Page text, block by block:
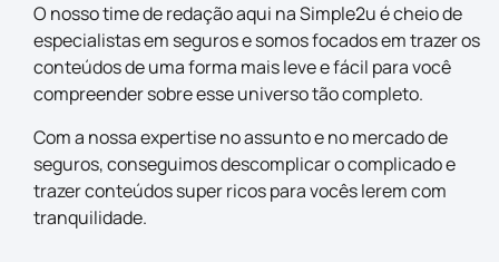
O nosso time de redação aqui na Simple2u é cheio de
especialistas em seguros e somos focados em trazer os
conteúdos de uma forma mais leve e fácil para você
compreender sobre esse universo tão completo.
Com a nossa expertise no assunto e no mercado de
seguros, conseguimos descomplicar o complicado e
trazer conteúdos super ricos para vocês lerem com
tranquilidade.